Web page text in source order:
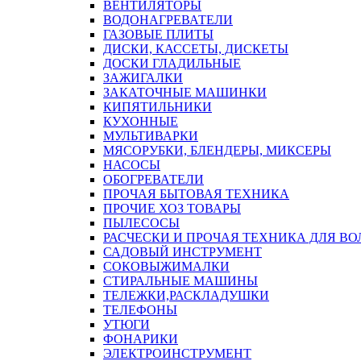
ВЕНТИЛЯТОРЫ
ВОДОНАГРЕВАТЕЛИ
ГАЗОВЫЕ ПЛИТЫ
ДИСКИ, КАССЕТЫ, ДИСКЕТЫ
ДОСКИ ГЛАДИЛЬНЫЕ
ЗАЖИГАЛКИ
ЗАКАТОЧНЫЕ МАШИНКИ
КИПЯТИЛЬНИКИ
КУХОННЫЕ
МУЛЬТИВАРКИ
МЯСОРУБКИ, БЛЕНДЕРЫ, МИКСЕРЫ
НАСОСЫ
ОБОГРЕВАТЕЛИ
ПРОЧАЯ БЫТОВАЯ ТЕХНИКА
ПРОЧИЕ ХОЗ ТОВАРЫ
ПЫЛЕСОСЫ
РАСЧЕСКИ И ПРОЧАЯ ТЕХНИКА ДЛЯ
САДОВЫЙ ИНСТРУМЕНТ
СОКОВЫЖИМАЛКИ
СТИРАЛЬНЫЕ МАШИНЫ
ТЕЛЕЖКИ,РАСКЛАДУШКИ
ТЕЛЕФОНЫ
УТЮГИ
ФОНАРИКИ
ЭЛЕКТРОИНСТРУМЕНТ